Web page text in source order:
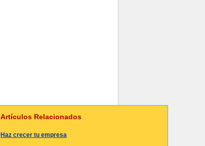
Artículos Relacionados
Haz crecer tu empresa